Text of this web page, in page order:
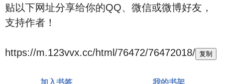
贴以下网址分享给你的QQ、微信或微博好友，
支持作者！
https://m.123vvx.cc/html/76472/76472018/ 复制
加入书签 我的书架